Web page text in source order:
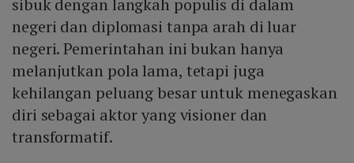
sibuk dengan langkah populis di dalam
negeri dan diplomasi tanpa arah di luar
negeri. Pemerintahan ini bukan hanya
melanjutkan pola lama, tetapi juga
kehilangan peluang besar untuk menegaskan
diri sebagai aktor yang visioner dan
transformatif.